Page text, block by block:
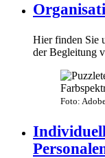
Hier finden Sie
der Begleitung
Foto: